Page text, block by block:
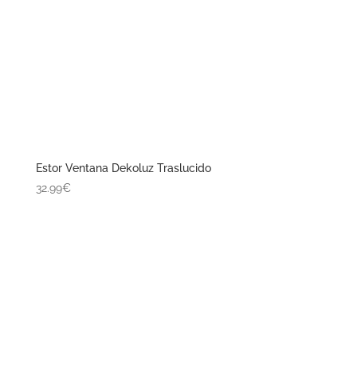
Estor Ventana Dekoluz Traslucido
32.99€